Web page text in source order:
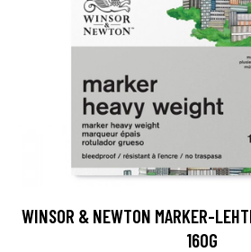
WINSOR & NEWTON MARKER-
160G